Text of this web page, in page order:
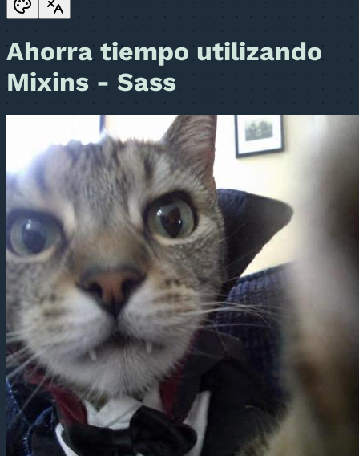
Ahorra tiempo utilizando
Mixins - Sass